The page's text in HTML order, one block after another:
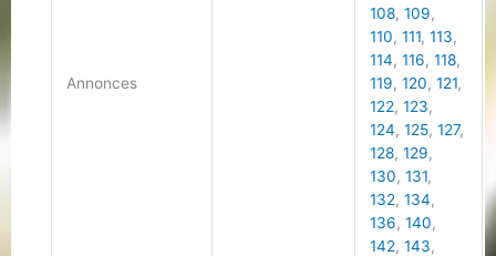
Annonces
108,109,
110,111,113,
114,116,118,
119,120,121,
122,123,
124,125,127,
128,129,
130,131,
132,134,
136,140,
142,143,